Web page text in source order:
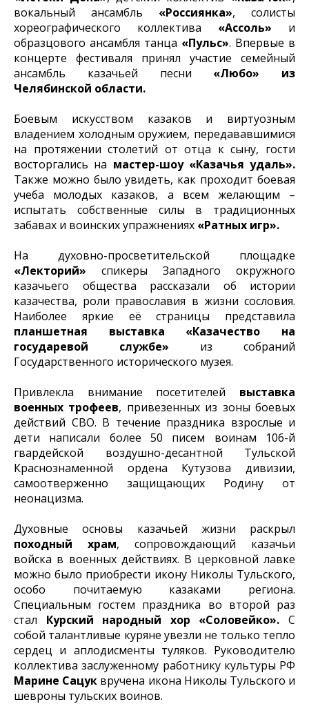
вокальный ансамбль «Россиянка», солисты
хореографического коллектива «Ассоль» и
образцового ансамбля танца «Пульс». Впервые в
концерте фестиваля принял участие семейный
ансамбль казачьей песни «Любо» из
Челябинской области.
Боевым искусством казаков и виртуозным
владением холодным оружием, передававшимися
на протяжении столетий от отца к сыну, гости
восторгались на мастер-шоу «Казачья удаль».
Также можно было увидеть, как проходит боевая
учеба молодых казаков, а всем желающим –
испытать собственные силы в традиционных
забавах и воинских упражнениях «Ратных игр».
На духовно-просветительской площадке
«Лекторий» спикеры Западного окружного
казачьего общества рассказали об истории
казачества, роли православия в жизни сословия.
Наиболее яркие её страницы представила
планшетная выставка «Казачество на
государевой службе» из собраний
Государственного исторического музея.
Привлекла внимание посетителей выставка
военных трофеев, привезенных из зоны боевых
действий СВО. В течение праздника взрослые и
дети написали более 50 писем воинам 106-й
гвардейской воздушно-десантной Тульской
Краснознаменной ордена Кутузова дивизии,
самоотверженно защищающих Родину от
неонацизма.
Духовные основы казачьей жизни раскрыл
походный храм, сопровождающий казачьи
войска в военных действиях. В церковной лавке
можно было приобрести икону Николы Тульского,
особо почитаемую казаками региона.
Специальным гостем праздника во второй раз
стал Курский народный хор «Соловейко». С
собой талантливые куряне увезли не только тепло
сердец и аплодисменты туляков. Руководителю
коллектива заслуженному работнику культуры РФ
Марине Сацук вручена икона Николы Тульского и
шевроны тульских воинов.